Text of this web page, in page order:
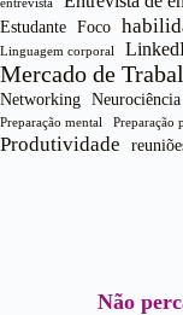
entrevista
Estudante Foco
Linguagem corporal
Mercado de
Networking Neurociência
Preparação mental
Preparação
Produtividade
Não